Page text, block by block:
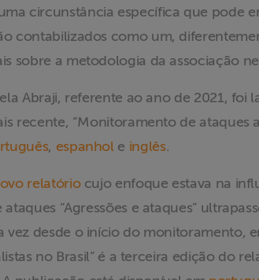
circunstância específica que pode
contabilizados como um,
sobre a metodologia da associação
Abraji, referente ao ano de 2021, foi
recente, “Monitoramento de
, espanhole inglês.
relatóriocujo enfoque estava na
“Agressões e ataques”
desde o início do monitoramento,
no Brasil” é a terceira edição do